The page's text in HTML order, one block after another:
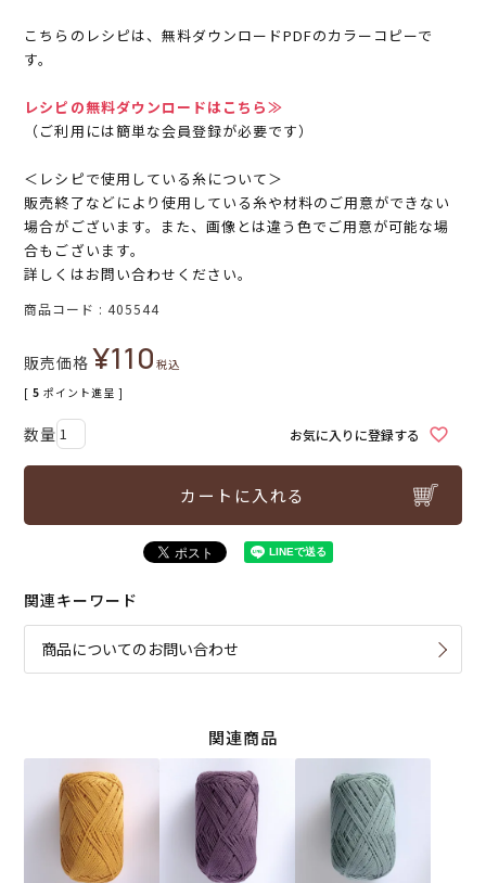
こちらのレシピは、無料ダウンロードPDFのカラーコピーで
す。
レシピの無料ダウンロードはこちら≫
（ご利用には簡単な会員登録が必要です）
＜レシピで使用している糸について＞
販売終了などにより使用している糸や材料のご用意ができない
場合がございます。また、画像とは違う色でご用意が可能な場
合もございます。
詳しくはお問い合わせください。
商品コード 405544
販売価格 ¥110税込
[ 5 ポイント進呈 ]
お気に入りに登録する
カートに入れる
関連キーワード
商品についてのお問い合わせ
関連商品